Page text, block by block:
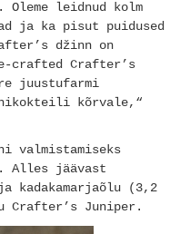
leidnud kolm
ja ka pisut puidused
džinn on
crafted Crafter’s
juustufarmi
kõrvale,“
valmistamiseks
Alles jäävast
kadakamarjaõlu (3,2
Crafter’s Juniper.